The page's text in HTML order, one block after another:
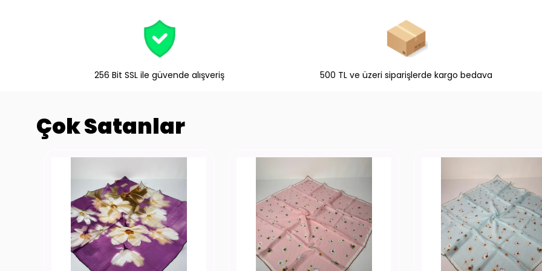
256 Bit SSL ile güvende alışveriş 500 TL ve üzeri siparişlerde kargo bedava
Çok Satanlar